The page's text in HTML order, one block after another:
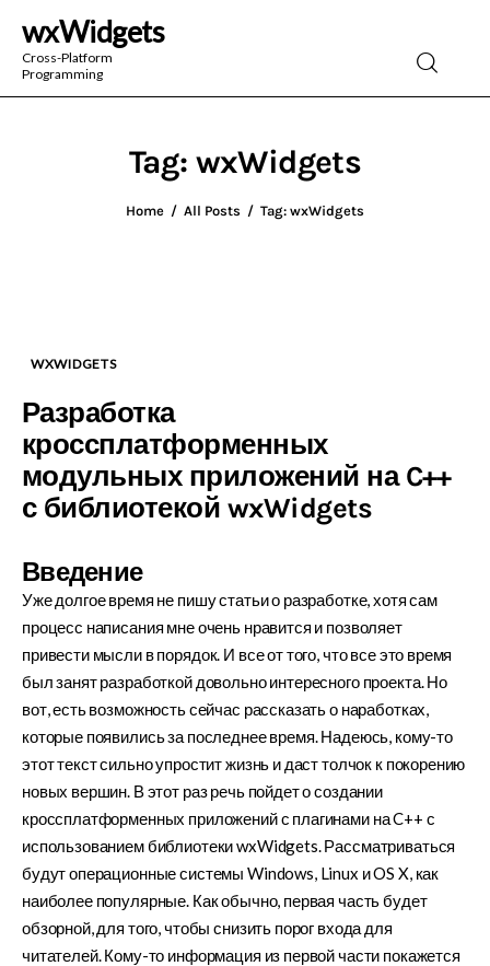
wxWidgets
Cross-Platform
Programming
Tag: wxWidgets
Home All Posts Tag: wxWidgets
wxWidgets
Cross-Platform Programming
WXWIDGETS
Разработка
кроссплатформенных
модульных приложений на C++
с библиотекой wxWidgets
Введение
Уже долгое время не пишу статьи о разработке, хотя сам
процесс написания мне очень нравится и позволяет
привести мысли в порядок. И все от того, что все это время
был занят разработкой довольно интересного проекта. Но
вот, есть возможность сейчас рассказать о наработках,
которые появились за последнее время. Надеюсь, кому-то
этот текст сильно упростит жизнь и даст толчок к покорению
новых вершин. В этот раз речь пойдет о создании
кроссплатформенных приложений с плагинами на C++ с
использованием библиотеки wxWidgets. Рассматриваться
будут операционные системы Windows, Linux и OS X, как
наиболее популярные. Как обычно, первая часть будет
обзорной, для того, чтобы снизить порог входа для
читателей. Кому-то информация из первой части покажется